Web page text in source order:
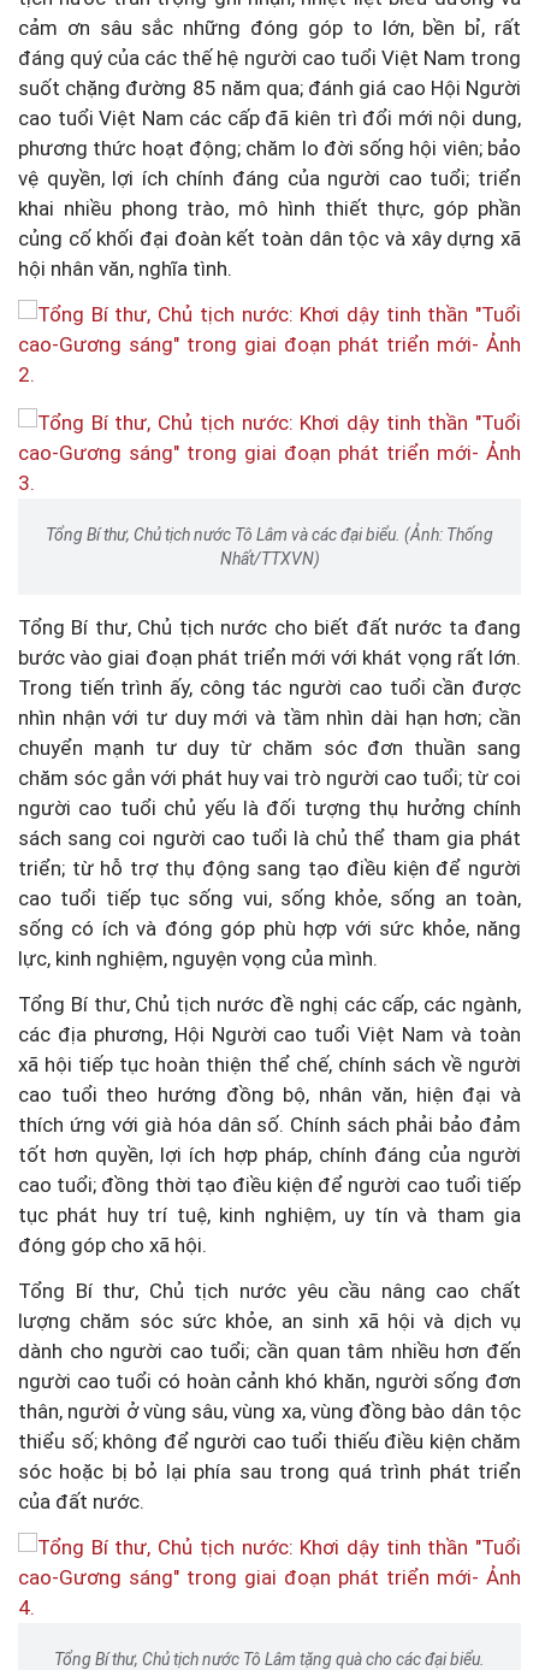
cảm ơn sâu sắc những đóng góp to lớn, bền bỉ, rất
đáng quý của các thế hệ người cao tuổi Việt Nam trong
suốt chặng đường 85 năm qua; đánh giá cao Hội Người
cao tuổi Việt Nam các cấp đã kiên trì đổi mới nội dung,
phương thức hoạt động; chăm lo đời sống hội viên; bảo
vệ quyền, lợi ích chính đáng của người cao tuổi; triển
khai nhiều phong trào, mô hình thiết thực, góp phần
củng cố khối đại đoàn kết toàn dân tộc và xây dựng xã
hội nhân văn, nghĩa tình.
Tổng Bí thư, Chủ tịch nước Tô Lâm và các đại biểu. (Ảnh: Thống
Nhất/TTXVN)
Tổng Bí thư, Chủ tịch nước cho biết đất nước ta đang
bước vào giai đoạn phát triển mới với khát vọng rất lớn.
Trong tiến trình ấy, công tác người cao tuổi cần được
nhìn nhận với tư duy mới và tầm nhìn dài hạn hơn; cần
chuyển mạnh tư duy từ chăm sóc đơn thuần sang
chăm sóc gắn với phát huy vai trò người cao tuổi; từ coi
người cao tuổi chủ yếu là đối tượng thụ hưởng chính
sách sang coi người cao tuổi là chủ thể tham gia phát
triển; từ hỗ trợ thụ động sang tạo điều kiện để người
cao tuổi tiếp tục sống vui, sống khỏe, sống an toàn,
sống có ích và đóng góp phù hợp với sức khỏe, năng
lực, kinh nghiệm, nguyện vọng của mình.
Tổng Bí thư, Chủ tịch nước đề nghị các cấp, các ngành,
các địa phương, Hội Người cao tuổi Việt Nam và toàn
xã hội tiếp tục hoàn thiện thể chế, chính sách về người
cao tuổi theo hướng đồng bộ, nhân văn, hiện đại và
thích ứng với già hóa dân số. Chính sách phải bảo đảm
tốt hơn quyền, lợi ích hợp pháp, chính đáng của người
cao tuổi; đồng thời tạo điều kiện để người cao tuổi tiếp
tục phát huy trí tuệ, kinh nghiệm, uy tín và tham gia
đóng góp cho xã hội.
Tổng Bí thư, Chủ tịch nước yêu cầu nâng cao chất
lượng chăm sóc sức khỏe, an sinh xã hội và dịch vụ
dành cho người cao tuổi; cần quan tâm nhiều hơn đến
người cao tuổi có hoàn cảnh khó khăn, người sống đơn
thân, người ở vùng sâu, vùng xa, vùng đồng bào dân tộc
thiểu số; không để người cao tuổi thiếu điều kiện chăm
sóc hoặc bị bỏ lại phía sau trong quá trình phát triển
của đất nước.
Tổng Bí thư, Chủ tịch nước Tô Lâm tặng quà cho các đại biểu.